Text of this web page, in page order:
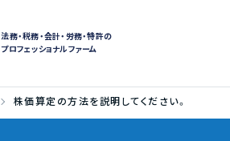
法務・税務・会計・労務・特許の
プロフェッショナルファーム
株価算定の方法を説明してください。